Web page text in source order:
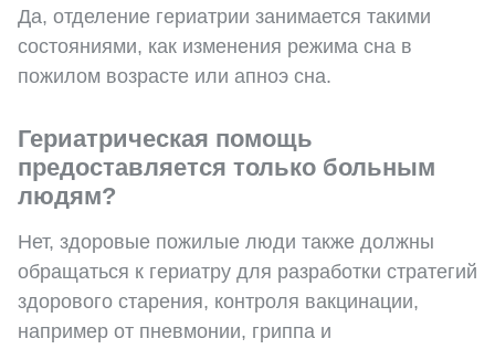
Да, отделение гериатрии занимается такими
состояниями, как изменения режима сна в
пожилом возрасте или апноэ сна.
Гериатрическая помощь
предоставляется только больным
людям?
Нет, здоровые пожилые люди также должны
обращаться к гериатру для разработки стратегий
здорового старения, контроля вакцинации,
например от пневмонии, гриппа и